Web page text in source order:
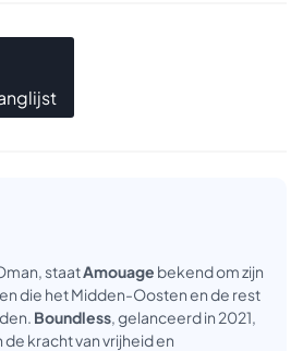
staatAmouage bekend om zijn
die het Midden-Oosten en de rest
Boundless, gelanceerd in 2021,
kracht van vrijheid en